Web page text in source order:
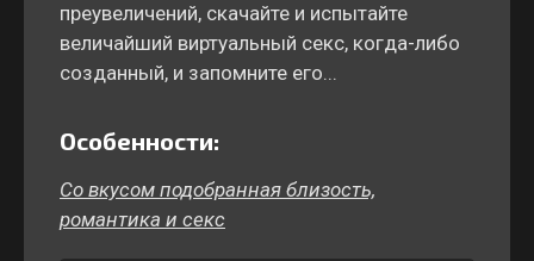
преувеличений, скачайте и испытайте
величайший виртуальный секс, когда-либо
созданный, и запомните его...
Особенности:
Со вкусом подобранная близость,
романтика и секс